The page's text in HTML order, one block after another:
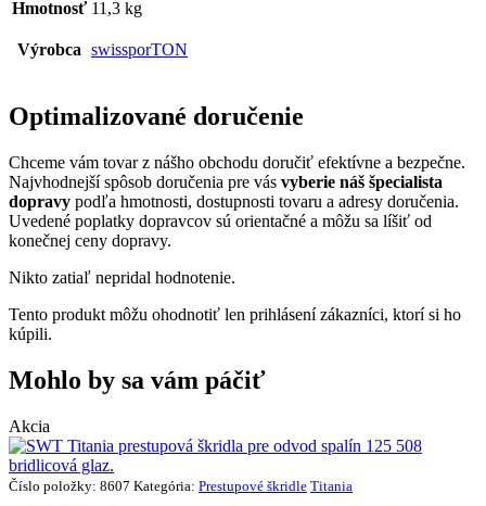
Hmotnosť 11,3 kg
Výrobca swissporTON
Optimalizované doručenie
Chceme vám tovar z nášho obchodu doručiť efektívne a bezpečne.
Najvhodnejší spôsob doručenia pre vás vyberie náš špecialista
dopravy podľa hmotnosti, dostupnosti tovaru a adresy doručenia.
Uvedené poplatky dopravcov sú orientačné a môžu sa líšiť od
konečnej ceny dopravy.
Nikto zatiaľ nepridal hodnotenie.
Tento produkt môžu ohodnotiť len prihlásení zákazníci, ktorí si ho
kúpili.
Mohlo by sa vám páčiť
Akcia
Číslo položky: 8607 Kategória: Prestupové škridle Titania